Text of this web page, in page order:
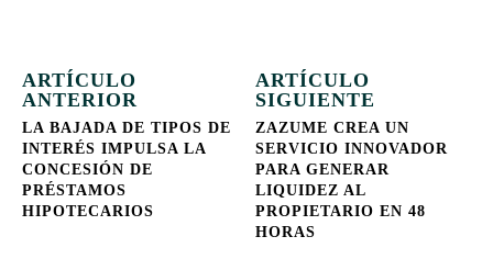
ARTÍCULO
ANTERIOR
LA BAJADA DE TIPOS DE
INTERÉS IMPULSA LA
CONCESIÓN DE
PRÉSTAMOS
HIPOTECARIOS
ARTÍCULO
SIGUIENTE
ZAZUME CREA UN
SERVICIO INNOVADOR
PARA GENERAR
LIQUIDEZ AL
PROPIETARIO EN 48
HORAS